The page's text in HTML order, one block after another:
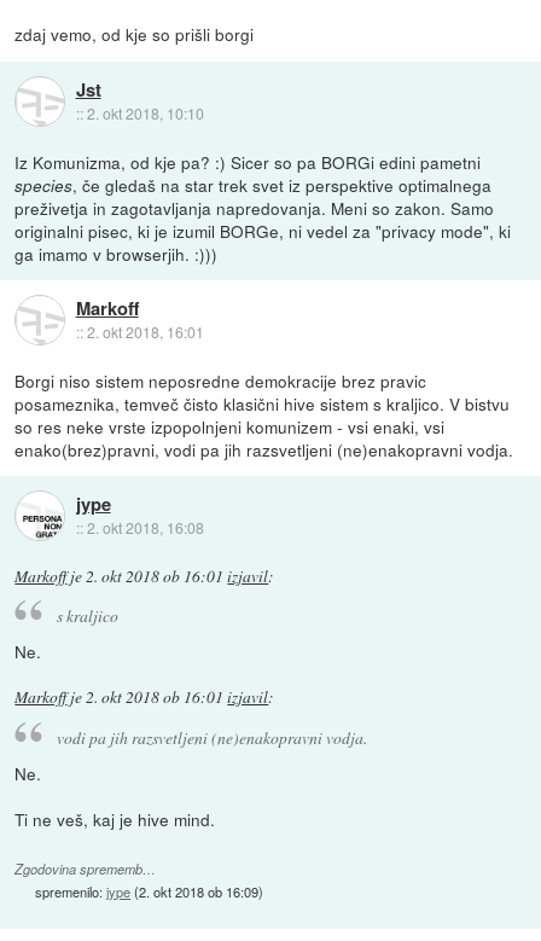
zdaj vemo, od kje so prišli borgi
Jst
::2. okt 2018, 10:10
Iz Komunizma, od kje pa? :) Sicer so pa BORGi edini pametni
species, če gledaš na star trek svet iz perspektive optimalnega
preživetja in zagotavljanja napredovanja. Meni so zakon. Samo
originalni pisec, ki je izumil BORGe, ni vedel za "privacy mode", ki
ga imamo v browserjih. :)))
Markoff
::2. okt 2018, 16:01
Borgi niso sistem neposredne demokracije brez pravic
posameznika, temveč čisto klasični hive sistem s kraljico. V bistvu
so res neke vrste izpopolnjeni komunizem - vsi enaki, vsi
enako(brez)pravni, vodi pa jih razsvetljeni (ne)enakopravni vodja.
jype
::2. okt 2018, 16:08
Markoffje 2. okt 2018 ob 16:01 izjavil:
s kraljico
Ne.
Markoffje2. okt 2018 ob 16:01 izjavil:
vodi pa jih razsvetljeni (ne)enakopravni vodja.
Ne.
Ti ne veš, kaj je hive mind.
Zgodovina sprememb…
spremenilo:jype(2. okt 2018 ob 16:09)